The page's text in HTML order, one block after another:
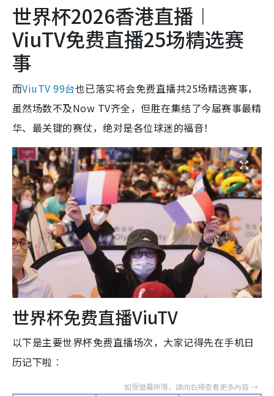
世界杯2026香港直播︱
ViuTV免费直播25场精选赛
事
而ViuTV 99台也已落实将会免费直播共25场精选赛事，
虽然场数不及Now TV齐全，但胜在集结了今届赛事最精
华、最关键的赛仗，绝对是各位球迷的福音！
世界杯免费直播ViuTV
以下是主要世界杯免费直播场次，大家记得先在手机日
历记下啦︰